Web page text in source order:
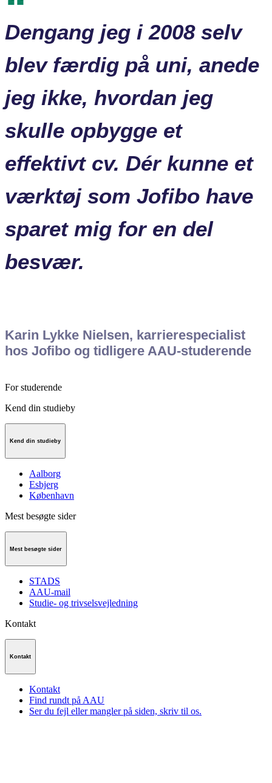
Dengang jeg i 2008 selv
blev færdig på uni, anede
jeg ikke, hvordan jeg
skulle opbygge et
effektivt cv. Dér kunne et
værktøj som Jofibo have
sparet mig for en del
besvær.
Karin Lykke Nielsen, karrierespecialist
hos Jofibo og tidligere AAU-studerende
For studerende
Kend din studieby
Kend din studieby
Aalborg
Esbjerg
København
Mest besøgte sider
Mest besøgte sider
STADS
AAU-mail
Studie- og trivselsvejledning
Kontakt
Kontakt
Kontakt
Find rundt på AAU
Ser du fejl eller mangler på siden, skriv til os.